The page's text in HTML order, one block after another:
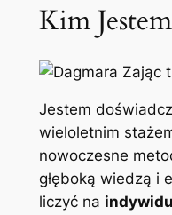
Kim
Jestem
wieloletnim
nowoczesne
głęboką wiedzą i
liczyć na